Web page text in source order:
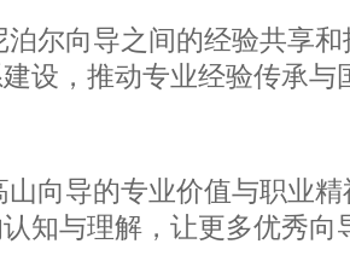
泊尔向导之间的经验共享
设，推动专业经验传承与
山向导的专业价值与职业
知与理解，让更多优秀向